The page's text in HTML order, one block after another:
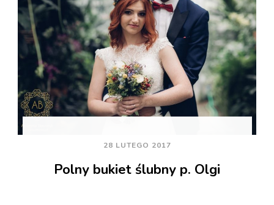
28 LUTEGO 2017
Polny bukiet ślubny p. Olgi